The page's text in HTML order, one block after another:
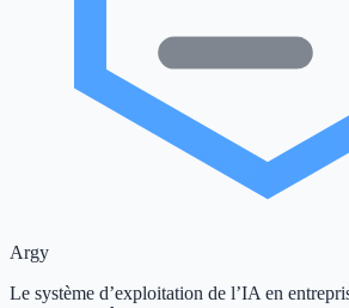
Argy
Le système d’exploitation de l’IA en